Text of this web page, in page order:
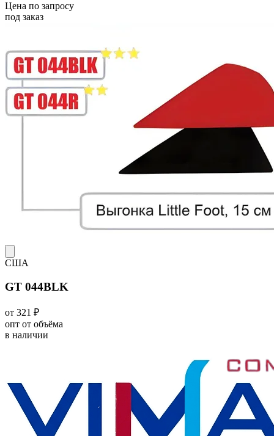
Цена по запросу
под заказ
США
GT 044BLK
от 321 ₽
опт от объёма
в наличии